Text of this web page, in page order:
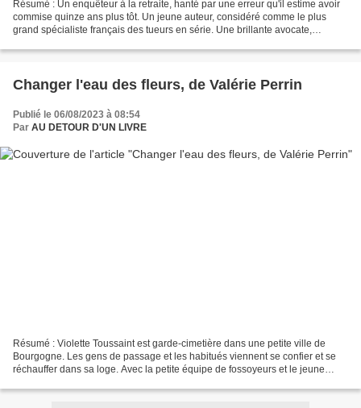
Résumé : Un enquêteur à la retraite, hanté par une erreur qu'il estime avoir
commise quinze ans plus tôt. Un jeune auteur, considéré comme le plus
grand spécialiste français des tueurs en série. Une brillante avocate,
Changer l'eau des fleurs, de Valérie Perrin
Publié le 06/08/2023 à 08:54
Par AU DETOUR D'UN LIVRE
Résumé : Violette Toussaint est garde-cimetière dans une petite ville de
Bourgogne. Les gens de passage et les habitués viennent se confier et se
réchauffer dans sa loge. Avec la petite équipe de fossoyeurs et le jeune